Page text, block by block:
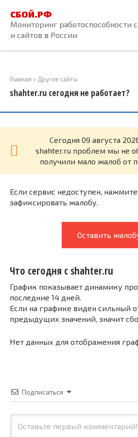
контенту
СБОЙ.РФ
Мониторинг работоспособности
и сайтов в России
Главная » Другие сайты
shahter.ru сегодня не работает?
Cегодня 09 августа
shahter.ru проблем мы не
получили мало жалоб от
Если сервис недоступен,
зафиксировать жалобу.
Оставить
Что сегодня с shahter.ru
График показывает динамику
последние 14 дней.
Если на графике виден сильный
предыдущих значений, значит
Нет данных для отображения
Подписаться